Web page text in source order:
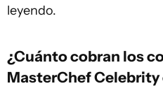
leyendo.
¿Cuánto cobran los
MasterChef Celebrity